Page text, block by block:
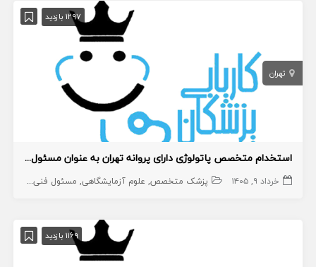
1297 بازدید
تهران
استخدام متخصص پاتولوژی دارای پروانه تهران به عنوان مسئول فنی آزمایشگاه
خرداد ۹, ۱۴۰۵ پزشک متخصص علوم آزمایشگاهی مسئول فنی آزمایشگاه
1169 بازدید